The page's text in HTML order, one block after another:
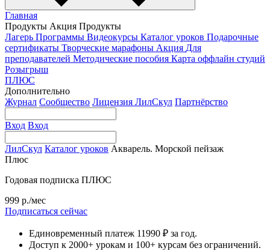
Главная
Продукты Акция Продукты
Лагерь Программы Видеокурсы Каталог уроков Подарочные
сертификаты Творческие марафоны Акция Для
преподавателей Методические пособия Карта оффлайн студий
Розыгрыш
ПЛЮС
Дополнительно
Журнал Сообщество Лицензия ЛилСкул Партнёрство
Вход Вход
ЛилСкул Каталог уроков Акварель. Морской пейзаж
Плюс
Годовая подписка ПЛЮС
999 р./мес
Подписаться сейчас
Единовременный платеж 11990 ₽ за год.
Доступ к 2000+ урокам и 100+ курсам без ограничений.